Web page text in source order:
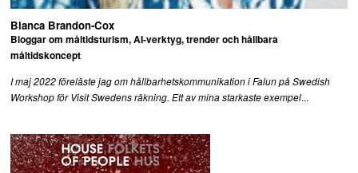
Bianca Brandon-Cox
Bloggar om måltidsturism, AI-verktyg, trender och hållbara
måltidskoncept
I maj 2022 föreläste jag om hållbarhetskommunikation i Falun på Swedish
Workshop för Visit Swedens räkning. Ett av mina starkaste exempel...